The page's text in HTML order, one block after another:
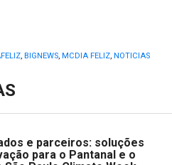
, BIGNEWS, MCDIA FELIZ, NOTICIAS
e parceiros: soluções
para o Pantanal e o